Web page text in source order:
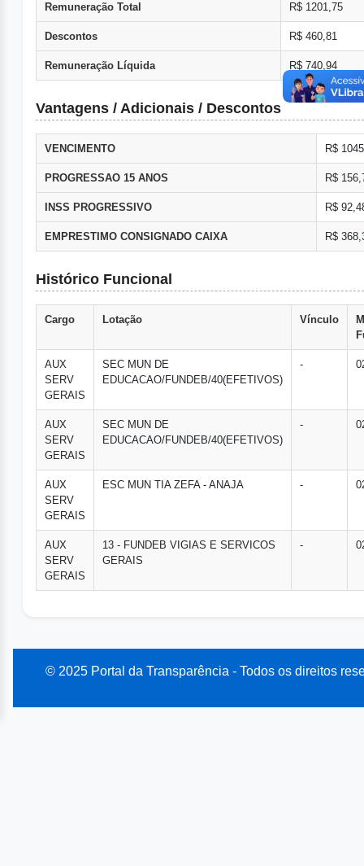
Remuneração Total R$ 1201,75
Descontos R$ 460,81
Remuneração Líquida R$ 740,94
Vantagens / Adicionais / Descontos
VENCIMENTO R$
PROGRESSAO 15 ANOS R$
INSS PROGRESSIVO R$
EMPRESTIMO CONSIGNADO CAIXA R$
Histórico Funcional
Cargo Lotação Vínculo
AUX
SERV
GERAIS
SEC MUN DE
EDUCACAO/FUNDEB/40(EFETIVOS)
-
AUX
SERV
GERAIS
SEC MUN DE
EDUCACAO/FUNDEB/40(EFETIVOS)
-
AUX
SERV
GERAIS
ESC MUN TIA ZEFA - ANAJA -
AUX
SERV
GERAIS
13 - FUNDEB VIGIAS E SERVICOS
GERAIS
-
© 2025 Portal da Transparência - Todos os direitos